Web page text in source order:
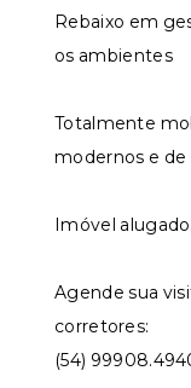
Rebaixo em
os ambientes
Totalmente
modernos e
Imóvel
Agende sua
corretores:
(54)